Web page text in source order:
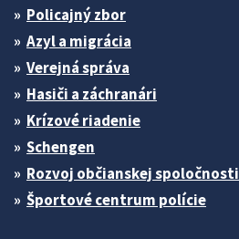
Policajný zbor
Azyl a migrácia
Verejná správa
Hasiči a záchranári
Krízové riadenie
Schengen
Rozvoj občianskej spoločnosti
Športové centrum polície